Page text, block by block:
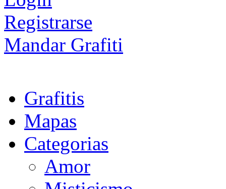
Registrarse
Mandar Grafiti
Grafitis
Mapas
Categorias
Amor